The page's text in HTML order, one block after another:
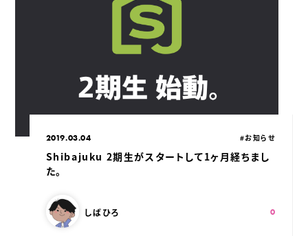
Shibajuku 2期生がスタートして1ヶ月経ちまし
た。
公開日：
2019.03.04 カテゴリ：
#お知らせ
この記事を書いた人：
しばひろ
スキ：
0Shares